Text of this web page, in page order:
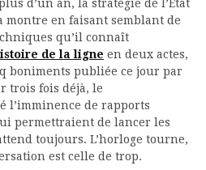
d’un an, la stratégie de l’État
montre en faisant semblant de
qu’il connaît
de la ligne en deux actes,
boniments publiée ce jour par
trois fois déjà, le
l’imminence de rapports
permettraient de lancer les
toujours. L’horloge tourne,
est celle de trop.